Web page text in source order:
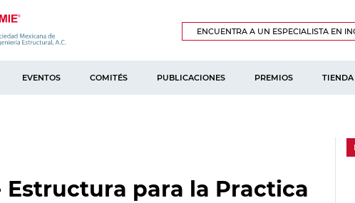
ENCUENTRA A UN ESPECIALISTA EN
EVENTOS COMITÉS PUBLICACIONES PREMIOS TIENDA
para la Practica